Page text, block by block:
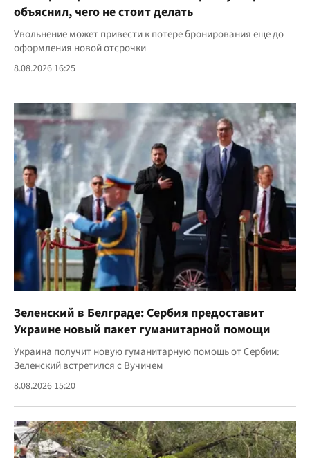
объяснил, чего не стоит делать
Увольнение может привести к потере бронирования еще до
оформления новой отсрочки
8.08.2026 16:25
Зеленский в Белграде: Сербия предоставит
Украине новый пакет гуманитарной помощи
Украина получит новую гуманитарную помощь от Сербии:
Зеленский встретился с Вучичем
8.08.2026 15:20